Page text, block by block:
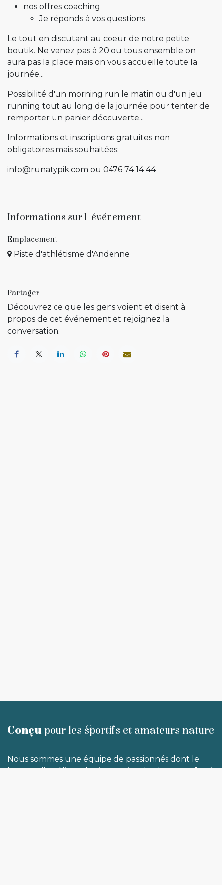
nos offres coaching
Je réponds à vos questions
Le tout en discutant au coeur de notre petite
boutik. Ne venez pas à 20 ou tous ensemble on
aura pas la place mais on vous accueille toute la
journée...
Possibilité d'un morning run le matin ou d'un jeu
running tout au long de la journée pour tenter de
remporter un panier découverte...
Informations et inscriptions gratuites non
obligatoires mais souhaitées:
info@runatypik.com ou 0476 74 14 44
Informations sur l'événement
Emplacement
Piste d'athlétisme d'Andenne
Partager
Découvrez ce que les gens voient et disent à
propos de cet événement et rejoignez la
conversation.
Conçu pour les sportifs et amateurs nature
Nous sommes une équipe de passionnés dont le
but est d'améliorer la vie sportive de chacun grâce à